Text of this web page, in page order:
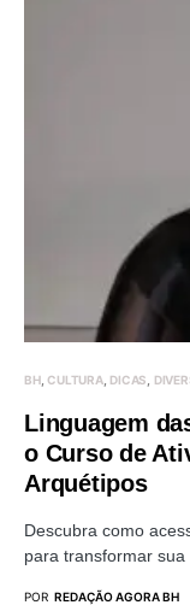
BH CULTURA DICAS
Linguagem
o Curso de
Arquétipos
Descubra como
para transformar
POR REDAÇÃO AGORA BH